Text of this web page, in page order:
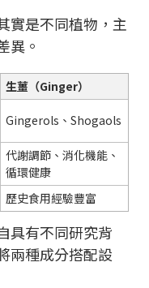
實是不同植物，主
異。
生薑（Ginger）
Gingerols、Shogaols
代謝調節、消化機能、
循環健康
歷史食用經驗豐富
具有不同研究背
兩種成分搭配設